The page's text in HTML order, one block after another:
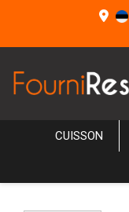
CUISSON